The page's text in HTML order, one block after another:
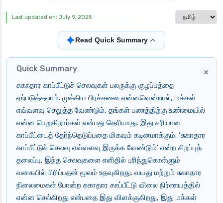
Select
Last updated on: July 9, 2025
✦Read Quick Summary
×
Quick Summary
சுகாதார காப்பீட்டுச் செலவுகள் பலருக்கு குழப்பத்தை
ஏற்படுத்தலாம். முக்கிய பிரச்சனை என்னவென்றால், மக்கள்
எவ்வளவு செலுத்த வேண்டும், தங்கள் பணத்திற்கு உண்மையில்
என்ன பெறுகிறார்கள் என்பது தெரியாது. இது சரியான
காப்பீட்டைத் தேர்ந்தெடுப்பதை மிகவும் கடினமாக்கும். ‘சுகாதார
காப்பீட்டுச் செலவு எவ்வளவு இருக்க வேண்டும்’ என்ற சிறப்புத்
தலைப்பு, இந்த செலவுகளை எளிதில் புரிந்துகொள்ளும்
வகையில் பிரிப்பதன் மூலம் உதவுகிறது. வயது மற்றும் சுகாதார
நிலைமைகள் போன்ற சுகாதார காப்பீட்டு விலை நிர்ணயத்தில்
என்ன செல்கிறது என்பதை இது விளக்குகிறது, இது மக்கள்